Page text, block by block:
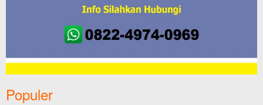
Populer